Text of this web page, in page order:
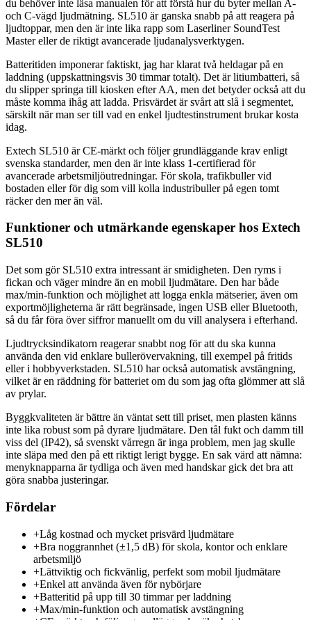
du behöver inte läsa manualen för att förstå hur du byter mellan A-
och C-vägd ljudmätning. SL510 är ganska snabb på att reagera på
ljudtoppar, men den är inte lika rapp som Laserliner SoundTest
Master eller de riktigt avancerade ljudanalysverktygen.
Batteritiden imponerar faktiskt, jag har klarat två heldagar på en
laddning (uppskattningsvis 30 timmar totalt). Det är litiumbatteri, så
du slipper springa till kiosken efter AA, men det betyder också att du
måste komma ihåg att ladda. Prisvärdet är svårt att slå i segmentet,
särskilt när man ser till vad en enkel ljudtestinstrument brukar kosta
idag.
Extech SL510 är CE-märkt och följer grundläggande krav enligt
svenska standarder, men den är inte klass 1-certifierad för
avancerade arbetsmiljöutredningar. För skola, trafikbuller vid
bostaden eller för dig som vill kolla industribuller på egen tomt
räcker den mer än väl.
Funktioner och utmärkande egenskaper hos Extech
SL510
Det som gör SL510 extra intressant är smidigheten. Den ryms i
fickan och väger mindre än en mobil ljudmätare. Den har både
max/min-funktion och möjlighet att logga enkla mätserier, även om
exportmöjligheterna är rätt begränsade, ingen USB eller Bluetooth,
så du får föra över siffror manuellt om du vill analysera i efterhand.
Ljudtrycksindikatorn reagerar snabbt nog för att du ska kunna
använda den vid enklare bullerövervakning, till exempel på fritids
eller i hobbyverkstaden. SL510 har också automatisk avstängning,
vilket är en räddning för batteriet om du som jag ofta glömmer att slå
av prylar.
Byggkvaliteten är bättre än väntat sett till priset, men plasten känns
inte lika robust som på dyrare ljudmätare. Den tål fukt och damm till
viss del (IP42), så svenskt vårregn är inga problem, men jag skulle
inte släpa med den på ett riktigt lerigt bygge. En sak värd att nämna:
menyknapparna är tydliga och även med handskar gick det bra att
göra snabba justeringar.
Fördelar
+Låg kostnad och mycket prisvärd ljudmätare
+Bra noggrannhet (±1,5 dB) för skola, kontor och enklare
arbetsmiljö
+Lättviktig och fickvänlig, perfekt som mobil ljudmätare
+Enkel att använda även för nybörjare
+Batteritid på upp till 30 timmar per laddning
+Max/min-funktion och automatisk avstängning